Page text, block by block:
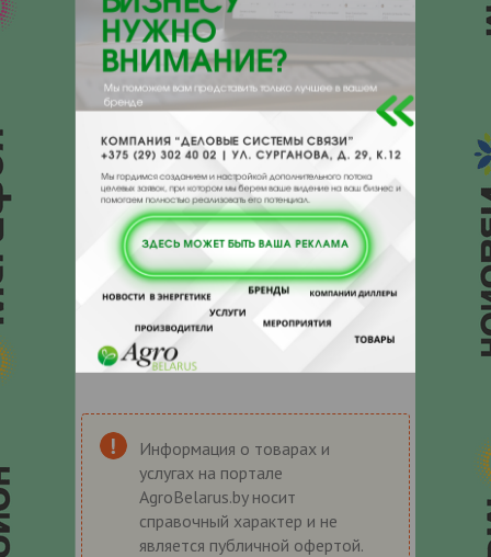
Информация о товарах и
услугах на портале
AgroBelarus.by носит
справочный характер и не
является публичной офертой.